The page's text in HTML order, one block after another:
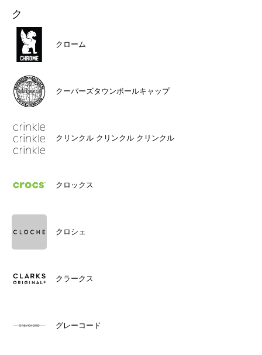
ク
クローム
クーパーズタウンボールキャップ
クリンクル クリンクル クリンクル
クロックス
クロシェ
クラークス
グレーコード